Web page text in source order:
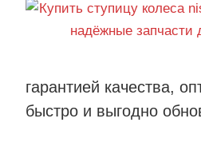
гарантией качества,
быстро и выгодно